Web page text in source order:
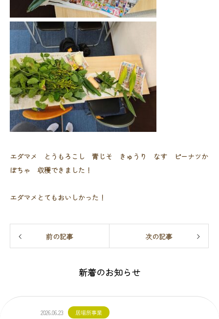
エダマメ とうもろこし 青じそ きゅうり なす ピーナツか
ぼちゃ 収穫できました！
エダマメとてもおいしかった！
前の記事 次の記事
新着のお知らせ
2026.06.23 居場所事業